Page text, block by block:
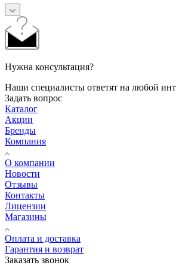
Нужна консультация?
Наши специалисты ответят на любой
Задать вопрос
Каталог
Акции
Бренды
Компания
О компании
Новости
Отзывы
Контакты
Лицензии
Магазины
Оплата и доставка
Гарантия и возврат
Заказать звонок